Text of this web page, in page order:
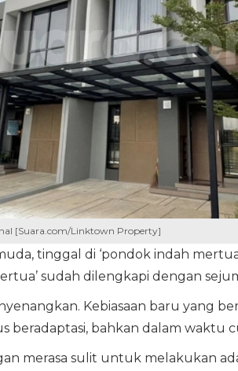
[Suara.com/Linktown Property]
tinggal di ‘pondok indah
sudah dilengkapi dengan
Kebiasaan baru yang
beradaptasi, bahkan dalam waktu
merasa sulit untuk melakukan